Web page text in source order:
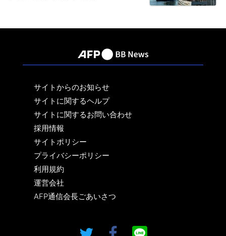
サイトからのお知らせ
サイトに関するヘルプ
サイトに関するお問い合わせ
採用情報
サイトポリシー
プライバシーポリシー
利用規約
運営会社
AFP通信会長ごあいさつ